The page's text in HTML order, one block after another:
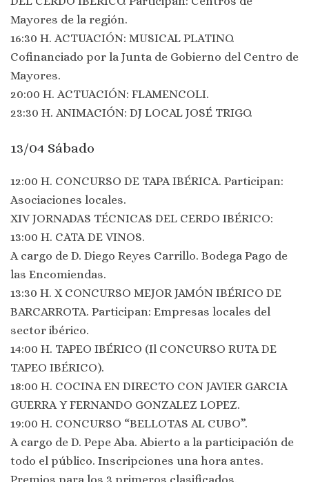
Mayores de la región.
16:30 H. ACTUACIÓN: MUSICAL PLATINO.
Cofinanciado por la Junta de Gobierno del Centro de
Mayores.
20:00 H. ACTUACIÓN: FLAMENCOLI.
23:30 H. ANIMACIÓN: DJ LOCAL JOSÉ TRIGO.
13/04 Sábado
12:00 H. CONCURSO DE TAPA IBÉRICA. Participan:
Asociaciones locales.
XIV JORNADAS TÉCNICAS DEL CERDO IBÉRICO:
13:00 H. CATA DE VINOS.
A cargo de D. Diego Reyes Carrillo. Bodega Pago de
las Encomiendas.
13:30 H. X CONCURSO MEJOR JAMÓN IBÉRICO DE
BARCARROTA. Participan: Empresas locales del
sector ibérico.
14:00 H. TAPEO IBÉRICO (Il CONCURSO RUTA DE
TAPEO IBÉRICO).
18:00 H. COCINA EN DIRECTO CON JAVIER GARCIA
GUERRA Y FERNANDO GONZALEZ LOPEZ.
19:00 H. CONCURSO “BELLOTAS AL CUBO”.
A cargo de D. Pepe Aba. Abierto a la participación de
todo el público. Inscripciones una hora antes.